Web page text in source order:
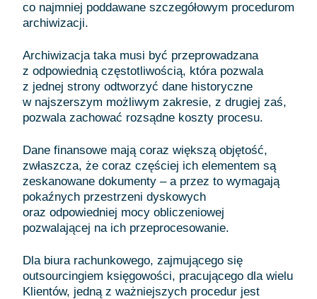
co najmniej poddawane szczegółowym procedurom
archiwizacji.
Archiwizacja taka musi być przeprowadzana
z odpowiednią częstotliwością, która pozwala
z jednej strony odtworzyć dane historyczne
w najszerszym możliwym zakresie, z drugiej zaś,
pozwala zachować rozsądne koszty procesu.
Dane finansowe mają coraz większą objętość,
zwłaszcza, że coraz częściej ich elementem są
zeskanowane dokumenty – a przez to wymagają
pokaźnych przestrzeni dyskowych
oraz odpowiedniej mocy obliczeniowej
pozwalającej na ich przeprocesowanie.
Dla biura rachunkowego, zajmującego się
outsourcingiem księgowości, pracującego dla wielu
Klientów, jedną z ważniejszych procedur jest